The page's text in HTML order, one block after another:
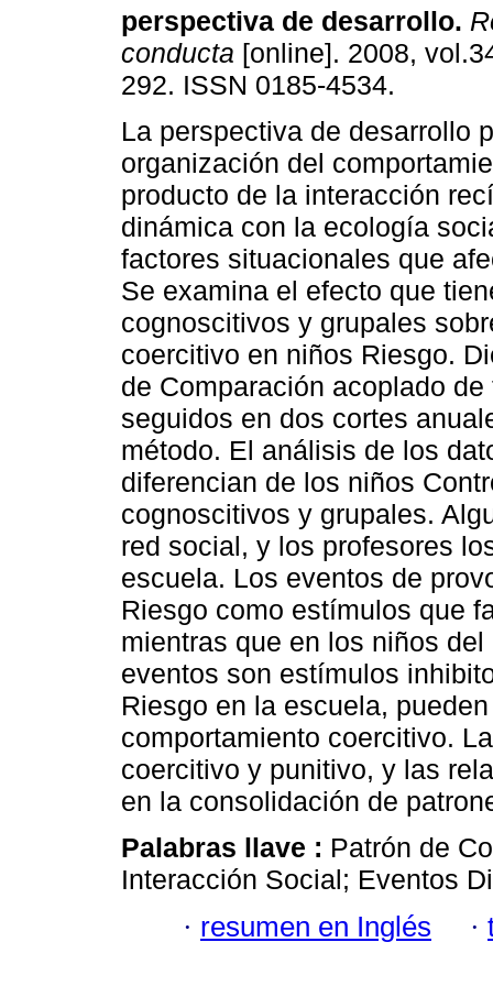
perspectiva de desarrollo.
conducta [online]. 2008,
292. ISSN 0185-4534.
La perspectiva de desarrollo
organización del
producto de la interacción
dinámica con la ecología
factores situacionales que
Se examina el efecto que
cognoscitivos y grupales
coercitivo en niños Riesgo.
de Comparación acoplado
seguidos en dos cortes
método. El análisis de los
diferencian de los niños
cognoscitivos y grupales.
red social, y los profesores
escuela. Los eventos de
Riesgo como estímulos que
mientras que en los niños
eventos son estímulos
Riesgo en la escuela,
comportamiento coercitivo.
coercitivo y punitivo, y las
en la consolidación de
Palabras llave : Patrón de
Interacción Social; Eventos
· resumen en Inglés ·